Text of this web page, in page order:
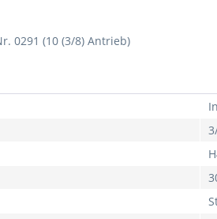
0291 (10 (3/8) Antrieb)